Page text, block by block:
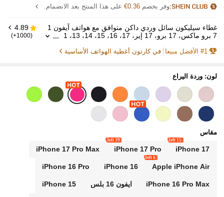
وفر بخصم0.36€ على هذا المنتج بعد الانضمام.
غطاء سيليكون سائل وردي داكن متوافق مع هواتف آيفون 1
7 برو ماكس، 17 برو، 17 إير، 17، 16، 15، 14، 13، 1
بلمسة ناعمة، هدية عيد الربيع
4.89
(1000+)
#1 الأفضل مبيعا في كارتون أغطية الهواتف الأساسية
لون: وردة اليراع
مقاس
iPhone 17
15 left
iPhone 17 Pro
39 left
iPhone 17 Pro Max
Apple iPhone Air
6 left
iPhone 16
iPhone 16 Pro
iPhone 16 Pro Max ايفون 16 بلس iPhone 15